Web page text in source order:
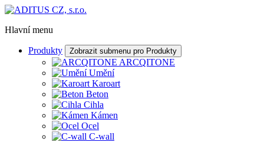
Hlavní menu
Produkty Zobrazit submenu pro Produkty
ARCQITONE
Umění
Karoart
Beton
Cihla
Kámen
Ocel
C-wall